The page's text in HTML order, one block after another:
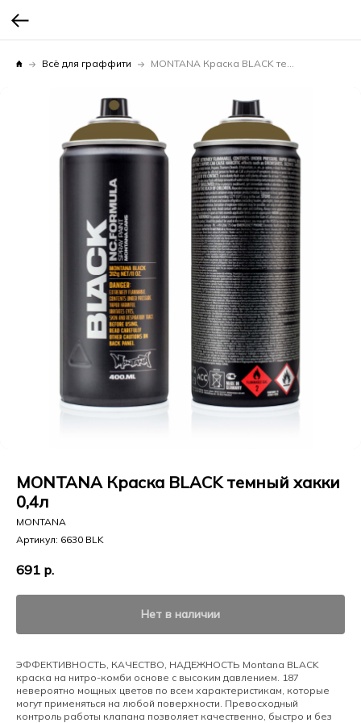
Всё для граффити MONTANA Краска BLACK темный хакки 0,4л
MONTANA Краска BLACK темный хакки
0,4л
MONTANA
Артикул: 6630 BLK
691 р.
Нет в наличии
ЭФФЕКТИВНОСТЬ, КАЧЕСТВО, НАДЕЖНОСТЬ Montana BLACK
краска на нитро-комби основе с высоким давлением. 187
невероятно мощных цветов по всем характеристикам, которые
могут применяться на любой поверхности. Превосходный
контроль работы клапана позволяет качественно, быстро и без